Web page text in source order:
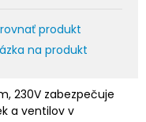
produkt
na produkt
230V zabezpečuje
a ventilov v